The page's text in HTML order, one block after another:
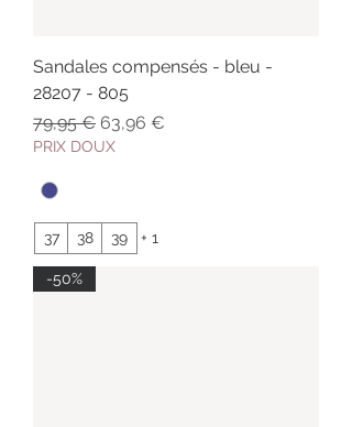
Sandales compensés - bleu -
28207 - 805
Prix original
79,95 € Prix promotionnel
63,96 €
PRIX DOUX
37 38 39 + 1
-50%